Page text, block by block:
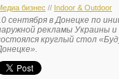
бизнес // Indoor & Outdoor
сентября в Донецке по
рекламы Украины и
круглый стол